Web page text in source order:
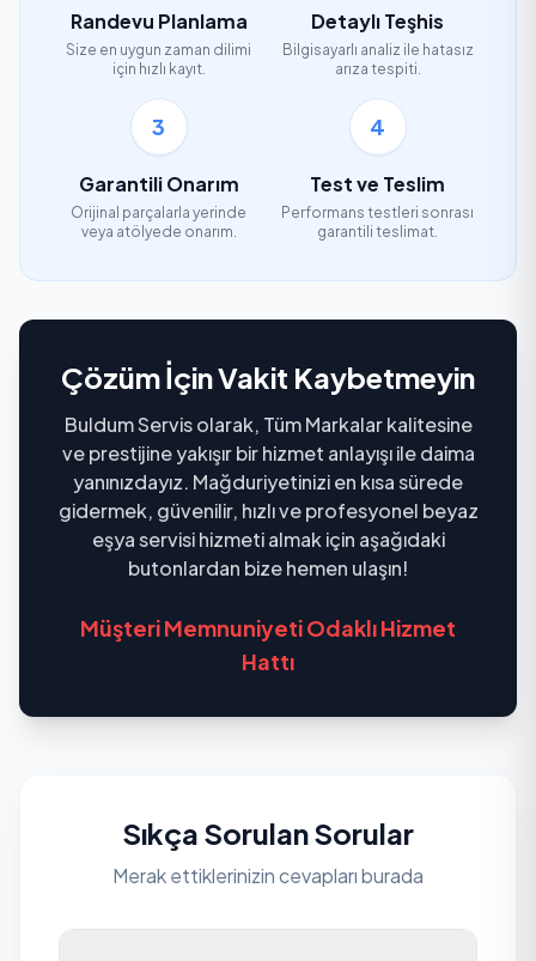
Randevu Planlama
Size en uygun zaman dilimi
için hızlı kayıt.
Detaylı Teşhis
Bilgisayarlı analiz ile hatasız
arıza tespiti.
3
Garantili Onarım
Orijinal parçalarla yerinde
veya atölyede onarım.
4
Test ve Teslim
Performans testleri sonrası
garantili teslimat.
Çözüm İçin Vakit Kaybetmeyin
Buldum Servis olarak, Tüm Markalar kalitesine
ve prestijine yakışır bir hizmet anlayışı ile daima
yanınızdayız. Mağduriyetinizi en kısa sürede
gidermek, güvenilir, hızlı ve profesyonel beyaz
eşya servisi hizmeti almak için aşağıdaki
butonlardan bize hemen ulaşın!
Müşteri Memnuniyeti Odaklı Hizmet
Hattı
Sıkça Sorulan Sorular
Merak ettiklerinizin cevapları burada